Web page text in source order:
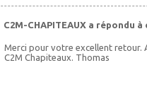
C2M-CHAPITEAUX a répondu à
Merci pour votre excellent retour.
C2M Chapiteaux. Thomas